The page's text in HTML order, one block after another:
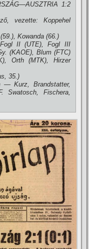
1:2
vezette: Koppehel
Kowanda (66.)
II (UTE), Fogl III
(KAOE), Blum (FTC)
Orth (MTK), Hirzer
35.)
Kurz, Brandstatter,
Swatosch, Fischera,